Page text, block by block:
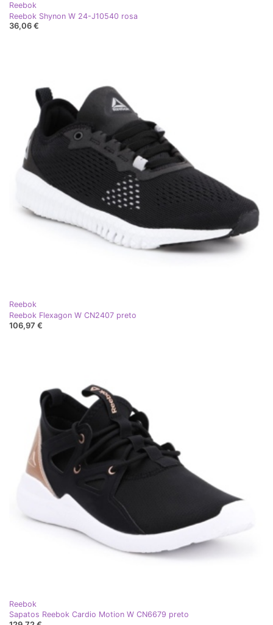
Reebok
Reebok Shynon W 24-J10540 rosa
36,06 €
Reebok
Reebok Flexagon W CN2407 preto
106,97 €
Reebok
Sapatos Reebok Cardio Motion W CN6679 preto